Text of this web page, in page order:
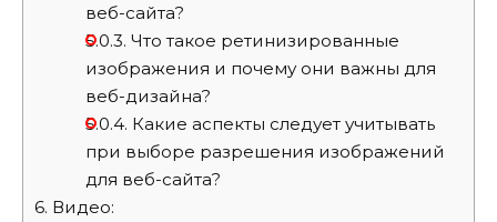
веб-сайта?
5.0.3. Что такое ретинизированные
изображения и почему они важны для
веб-дизайна?
5.0.4. Какие аспекты следует учитывать
при выборе разрешения изображений
для веб-сайта?
6. Видео: